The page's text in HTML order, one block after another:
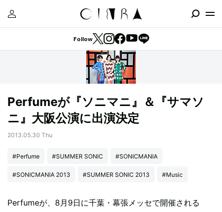
Follow
Perfumeが『ソニマニ』＆『サマソ
ニ』大阪公演に出演決定
2013.05.30 Thu
#Perfume #SUMMER SONIC #SONICMANIA
#SONICMANIA 2013 #SUMMER SONIC 2013 #Music
Perfumeが、8月9日に千葉・幕張メッセで開催される